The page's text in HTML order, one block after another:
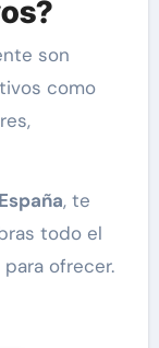
son
como
, te
todo el
ofrecer.